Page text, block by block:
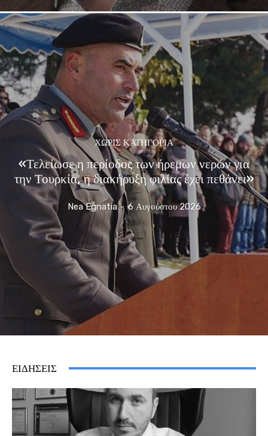
ΧΩΡΊΣ ΚΑΤΗΓΟΡΊΑ
«Τελείωσε η περίοδος των ήρεμων νερών για
την Τουρκία, η διακήρυξη φιλίας έχει πεθάνει»
Nea Egnatia - 6 Αυγούστου 2026
ΕΙΔΗΣΕΙΣ